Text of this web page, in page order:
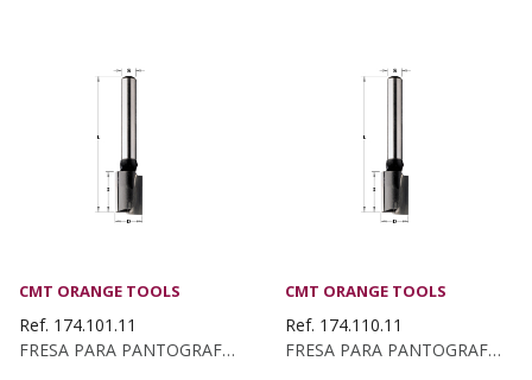
CMT ORANGE TOOLS
Ref. 174.101.11
FRESA PARA PANTOGRAFO Z2+1 S:8X50 D:10X40X90 DX
CMT ORANGE TOOLS
Ref. 174.110.11
FRESA PARA PANTOGRAFO Z2+1 HW D:11X20 S:8 DX